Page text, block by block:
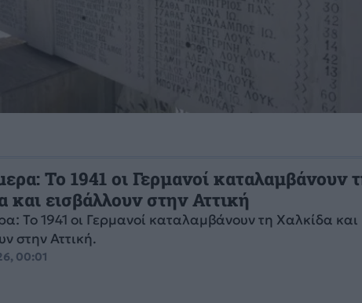
Το 1941 οι Γερμανοί καταλαμβάνουν
και εισβάλλουν στην Αττική
Το 1941 οι Γερμανοί καταλαμβάνουν τη Χαλκίδα και
στην Αττική.
00:01